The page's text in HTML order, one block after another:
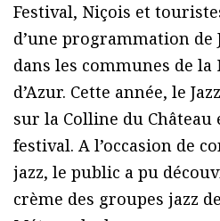
Festival, Niçois et
d’une programmation de
dans les communes de la
d’Azur. Cette année, le
sur la Colline du Château
festival. A l’occasion de
jazz, le public a pu
crème des groupes jazz